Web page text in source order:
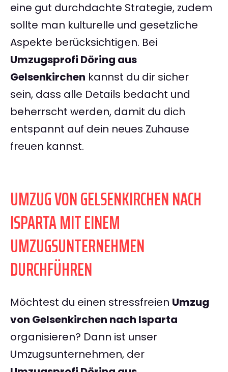
eine gut durchdachte Strategie, zudem
sollte man kulturelle und gesetzliche
Aspekte berücksichtigen. Bei
Umzugsprofi Döring aus
Gelsenkirchen kannst du dir sicher
sein, dass alle Details bedacht und
beherrscht werden, damit du dich
entspannt auf dein neues Zuhause
freuen kannst.
UMZUG VON GELSENKIRCHEN NACH
ISPARTA MIT EINEM
UMZUGSUNTERNEHMEN
DURCHFÜHREN
Möchtest du einen stressfreien Umzug
von Gelsenkirchen nach Isparta
organisieren? Dann ist unser
Umzugsunternehmen, der